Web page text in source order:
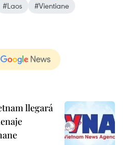
#Laos #Vientiane
llegará